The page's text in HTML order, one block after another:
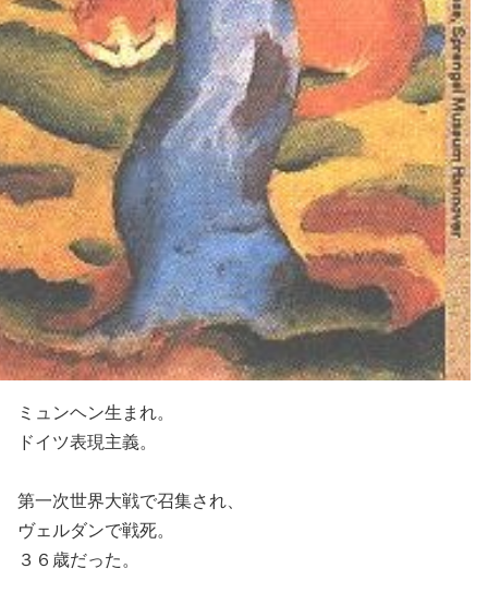
ミュンヘン生まれ。
ドイツ表現主義。
第一次世界大戦で召集され、
ヴェルダンで戦死。
３６歳だった。